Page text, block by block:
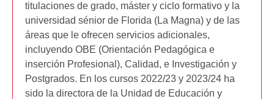
titulaciones de grado, máster y ciclo formativo y la
universidad sénior de Florida (La Magna) y de las
áreas que le ofrecen servicios adicionales,
incluyendo OBE (Orientación Pedagógica e
inserción Profesional), Calidad, e Investigación y
Postgrados. En los cursos 2022/23 y 2023/24 ha
sido la directora de la Unidad de Educación y